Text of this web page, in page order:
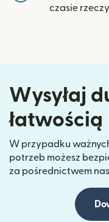
czasie
Wysyłaj
łatwością
W przypadku
potrzeb możesz
za pośrednictwem